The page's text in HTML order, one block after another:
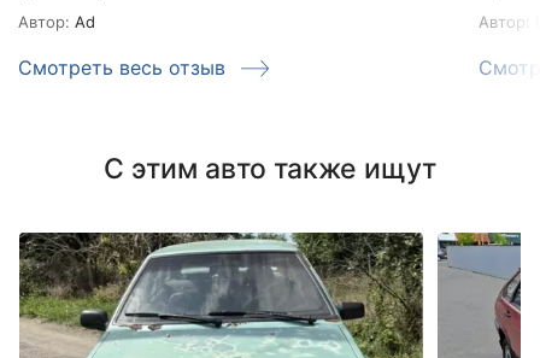
Автор: Ad
Смотреть весь отзыв
Автор:
С этим авто также ищут